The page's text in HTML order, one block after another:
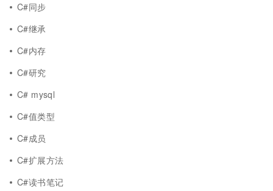
C#同步
C#继承
C#内存
C#研究
C# mysql
C#值类型
C#成员
C#扩展方法
C#读书笔记